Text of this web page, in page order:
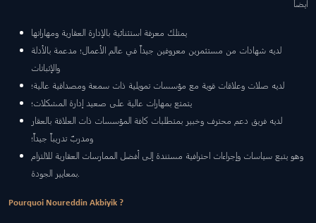
أيضاً
يمتلك معرفة استثنائية بالإدارة العقارية ومهاراتها
لديه شهادات من مستثمرين معروفين جيداً في عالم الأعمال؛ مدعمة بالأدلة
والإثباتات
لديه صلات وعلاقات قوية مع مؤسسات تمويلية ذات سمعة ومصداقية عالية؛
يتمتع بمهارات عالية على صعيد إدارة المشكلات؛
لديه فريق دعم محترف وخبير بمتطلبات كافة المؤسسات ذات العلاقة بالعقار
ومدربٌ تدريباً جيداً؛
وهو يتبع سياسات وإجراءات احترافية مستندة إلى أفضل الممارسات العقارية للالتزام
بمعايير الجودة.
Pourquoi Noureddin Akbiyik ?